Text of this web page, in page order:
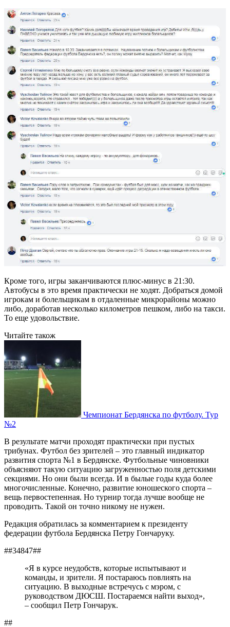
Кроме того, игры заканчиваются плюс-минус в 21:30.
Автобусы в это время практически не ходят. Добраться домой
игрокам и болельщикам в отдаленные микрорайоны можно
либо, доработав несколько километров пешком, либо на такси.
То еще удовольствие.
Читайте також
Чемпионат Бердянска по футболу. Тур
№2
В результате матчи проходят практически при пустых
трибунах. Футбол без зрителей – это главный индикатор
развития спорта №1 в Бердянске. Футбольные чиновники
объясняют такую ситуацию загруженностью поля детскими
секциями. Но они были всегда. И в былые годы куда более
многочисленные. Конечно, развитие юношеского спорта –
вещь первостепенная. Но турнир тогда лучше вообще не
проводить. Такой он точно никому не нужен.
Редакция обратилась за комментарием к президенту
федерации футбола Бердянска Петру Гончаруку.
##34847##
«Я в курсе неудобств, которые испытывают и
команды, и зрители. Я постараюсь повлиять на
ситуацию. В выходные встречусь с мэром, с
руководством ДЮСШ. Постараемся найти выход»,
– сообщил Петр Гончарук.
##